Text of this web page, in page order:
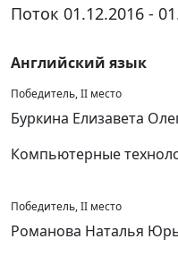
Поток 01.12.2016 -
Английский язык
Победитель, II место
Буркина Елизавета
Компьютерные
Победитель, II место
Романова Наталья